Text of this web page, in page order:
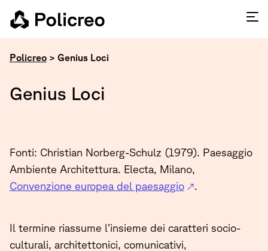
Policreo> Genius Loci
Genius Loci
Fonti: Christian Norberg-Schulz (1979). Paesaggio
Ambiente Architettura. Electa, Milano,
Convenzione europea del paesaggio
.
Il termine riassume l’insieme dei caratteri socio-
culturali, architettonici, comunicativi,